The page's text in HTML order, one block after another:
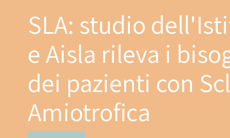
SLA: studio
e Aisla rileva i
dei pazienti con
Amiotrofica